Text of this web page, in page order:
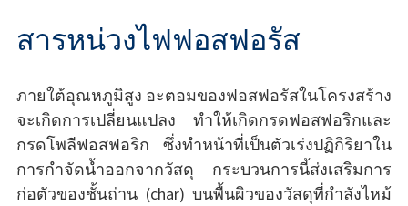
สารหน่วงไฟฟอสฟอรัส
ภายใต้อุณหภูมิสูง อะตอมของฟอสฟอรัสในโครงสร้าง
จะเกิดการเปลี่ยนแปลง ทำให้เกิดกรดฟอสฟอริกและ
กรดโพลีฟอสฟอริก ซึ่งทำหน้าที่เป็นตัวเร่งปฏิกิริยาใน
การกำจัดน้ำออกจากวัสดุ กระบวนการนี้ส่งเสริมการ
ก่อตัวของชั้นถ่าน (char) บนพื้นผิวของวัสดุที่กำลังไหม้